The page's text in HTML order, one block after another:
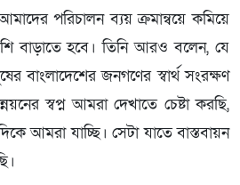
পরিচালন ব্যয় ক্রমান্বয়ে কমিয়ে
বাড়াতে হবে। তিনি আরও বলেন, যে
বাংলাদেশের জনগণের স্বার্থ সংরক্ষণ
স্বপ্ন আমরা দেখাতে চেষ্টা করছি,
আমরা যাচ্ছি। সেটা যাতে বাস্তবায়ন